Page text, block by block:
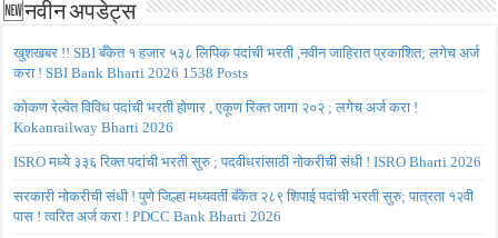
🆕नवीन अपडेट्स
खुशखबर !! SBI बँकेत १ हजार ५३८ लिपिक पदांची भरती ,नवीन जाहिरात प्रकाशित; लगेच अर्ज
करा ! SBI Bank Bharti 2026 1538 Posts
कोकण रेल्वेत विविध पदांची भरती होणार , एकूण रिक्त जागा २०२ ; लगेच अर्ज करा !
Kokanrailway Bharti 2026
ISRO मध्ये ३३६ रिक्त पदांची भरती सुरु ; पदवीधरांसाठी नोकरीची संधी ! ISRO Bharti 2026
सरकारी नोकरीची संधी ! पुणे जिल्हा मध्यवर्ती बँकेत २८९ शिपाई पदांची भरती सुरु; पात्रता १२वी
पास ! त्वरित अर्ज करा ! PDCC Bank Bharti 2026